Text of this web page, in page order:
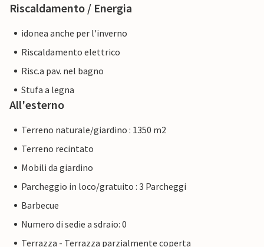
Riscaldamento / Energia
idonea anche per l'inverno
Riscaldamento elettrico
Risc.a pav. nel bagno
Stufa a legna
All'esterno
Terreno naturale/giardino : 1350 m2
Terreno recintato
Mobili da giardino
Parcheggio in loco/gratuito : 3 Parcheggi
Barbecue
Numero di sedie a sdraio: 0
Terrazza - Terrazza parzialmente coperta